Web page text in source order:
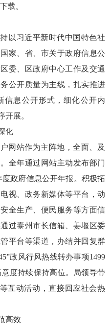
下载。
以习近平新时代中国特色社
家、省、市关于政府信息公
委、区政府中心工作及交通
公开质量为主线，扎实推进
信息公开形式，细化公开内
开展。
化
网站作为主阵地，全面、及
全年通过网站主动发布部门
政府信息公开年报。积极拓
视、政务新媒体等平台，动
全生产、便民服务等方面信
过泰州市长信箱、姜堰区委
平台等渠道，办结并回复群
政风行风热线转办事项1499
度持续保持高位。局领导带
互动活动，直接回应社会热
高效